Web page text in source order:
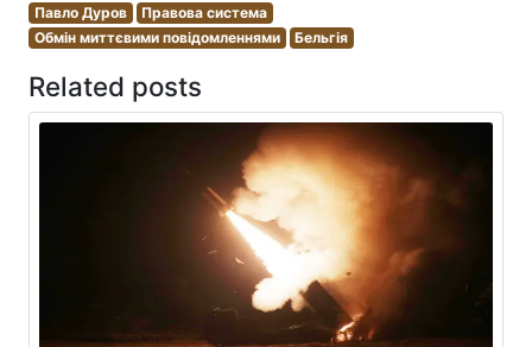
Павло Дуров
Правова система
Обмін миттєвими повідомленнями
Бельгія
Related posts